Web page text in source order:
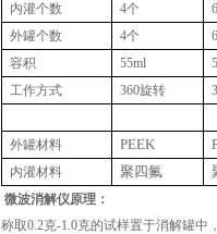
内灌个数
4个
外罐个数
4个
容积
55ml
工作方式
360旋转
外罐材料 PEEK
内灌材料 聚四氟
微波消解仪原理：
称取0.2克-1.0克的试样置于消解罐